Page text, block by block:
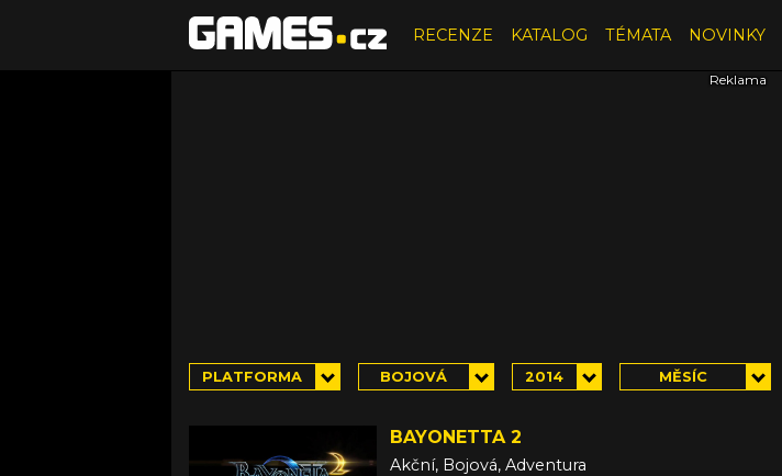
RECENZE KATALOG TÉMATA NOVINKY
PLATFORMA BOJOVÁ 2014 MĚSÍC
BAYONETTA 2
Akční, Bojová, Adventura